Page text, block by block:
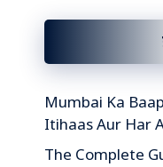
Mumbai Ka
Itihaas Aur Har
The Complete